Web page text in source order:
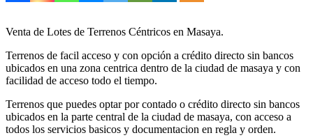
Venta de Lotes de Terrenos Céntricos en Masaya.
Terrenos de facil acceso y con opción a crédito directo sin bancos
ubicados en una zona centrica dentro de la ciudad de masaya y con
facilidad de acceso todo el tiempo.
Terrenos que puedes optar por contado o crédito directo sin bancos
ubicados en la parte central de la ciudad de masaya, con acceso a
todos los servicios basicos y documentacion en regla y orden.